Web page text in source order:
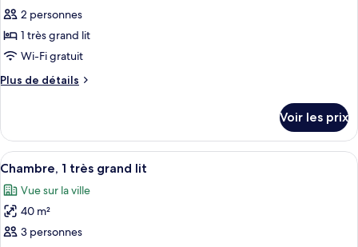
les
photos
pour
ce
chambre :
Jen
75
Skyline
Suite
2 personnes
1 très grand lit
Wi-Fi gratuit
Plus de détails
Plus
le
type
de
Jen
75
Suite
Voir les prix
Afficher
toutes
les
photos
pour
Une chambre d’hôtel moderne
7
Chambre, 1 très grand lit
Vue sur la ville
40 m²
3 personnes